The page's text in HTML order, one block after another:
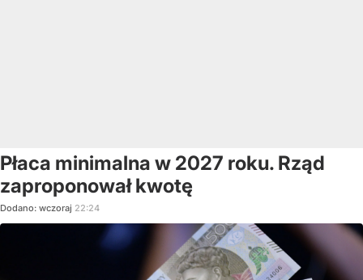
Płaca minimalna w 2027 roku. Rząd
zaproponował kwotę
Dodano: wczoraj 22:24